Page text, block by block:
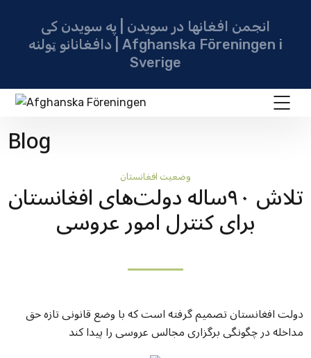
انجمن افغانها در سویدن | په سویدن کی
دافغانانو ټولنه | Afghanska Föreningen i
Sverige
Blog
وضعيت افغانستان
تلاش ٩٠ساله دولت‌های افغانستان
برای کنترل امور عروسی
دولت افغانستان تصمیم گرفته است که با وضع قانونی تازه حق
مداخله در چگونگی برگزاری مجالس عروسی را پیدا کند